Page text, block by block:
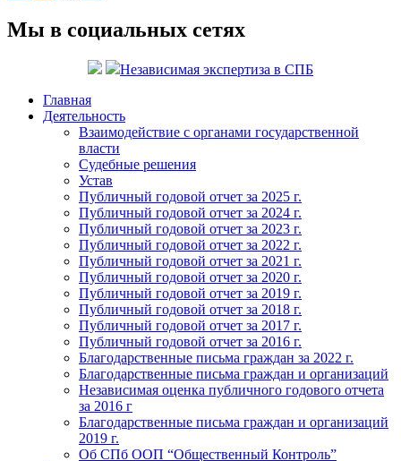
Мы в социальных сетях
Независимая экспертиза в СПБ
Главная
Деятельность
Взаимодействие с органами государственной
власти
Судебные решения
Устав
Публичный годовой отчет за 2025 г.
Публичный годовой отчет за 2024 г.
Публичный годовой отчет за 2023 г.
Публичный годовой отчет за 2022 г.
Публичный годовой отчет за 2021 г.
Публичный годовой отчет за 2020 г.
Публичный годовой отчет за 2019 г.
Публичный годовой отчет за 2018 г.
Публичный годовой отчет за 2017 г.
Публичный годовой отчет за 2016 г.
Благодарственные письма граждан за 2022 г.
Благодарственные письма граждан и организаций
Независимая оценка публичного годового отчета
за 2016 г
Благодарственные письма граждан и организаций
2019 г.
Об СПб ООП “Общественный Контроль”